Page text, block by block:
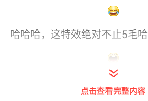
哈哈哈，这特效绝对不止5毛
点击查看完整内容